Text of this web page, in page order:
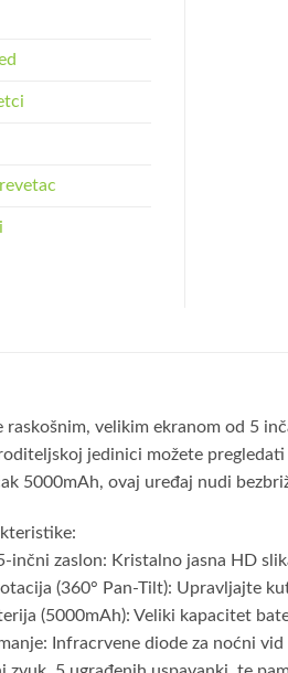
raskošnim, velikim ekranom od 5
jedinici možete
5000mAh, ovaj uređaj nudi
inčni zaslon: Kristalno jasna HD
(360° Pan-Tilt): Upravljajte
(5000mAh): Veliki kapacitet
Infracrvene diode za noćni